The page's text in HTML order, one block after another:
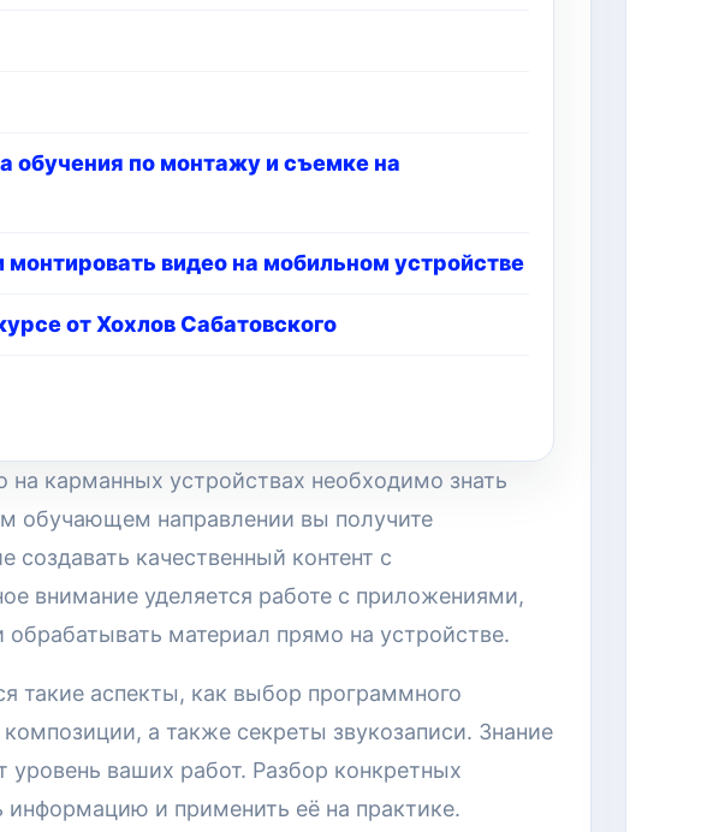
обучения по монтажу и съемке на
видео на мобильном устройстве
от Хохлов Сабатовского
карманных устройствах необходимо знать
обучающем направлении вы получите
создавать качественный контент с
внимание уделяется работе с приложениями,
материал прямо на устройстве.
такие аспекты, как выбор программного
а также секреты звукозаписи. Знание
уровень ваших работ. Разбор конкретных
и применить её на практике.